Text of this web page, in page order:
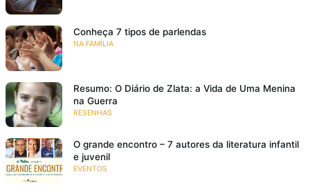
Conheça 7 tipos de parlendas
NA FAMÍLIA
Resumo: O Diário de Zlata: a Vida de Uma Menina
na Guerra
RESENHAS
O grande encontro – 7 autores da literatura infantil
e juvenil
EVENTOS